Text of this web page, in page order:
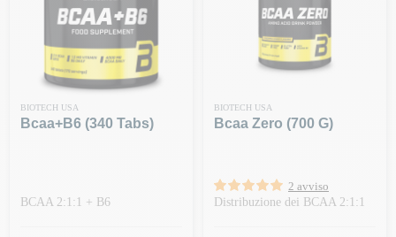
BIOTECH USA
Bcaa+b6 (340 Tabs)
BCAA 2:1:1 + B6
BIOTECH USA
Bcaa Zero (700 G)
2 avviso
Distribuzione dei BCAA 2:1:1